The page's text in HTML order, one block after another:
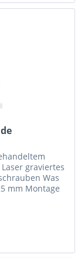
graviertes
Was
mm Montage